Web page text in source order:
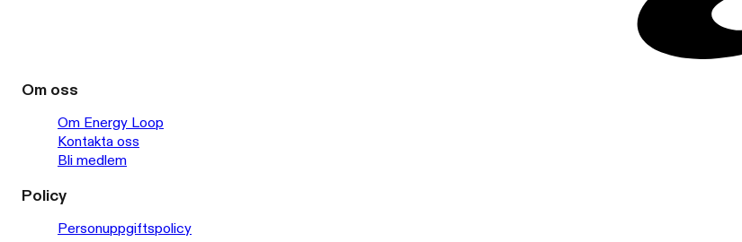
Om oss
Om Energy Loop
Kontakta oss
Bli medlem
Policy
Personuppgiftspolicy